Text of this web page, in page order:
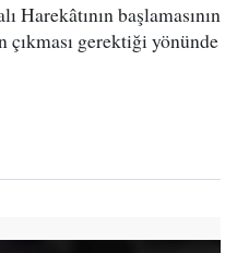
başlamasının
çıkması gerektiği yönünde